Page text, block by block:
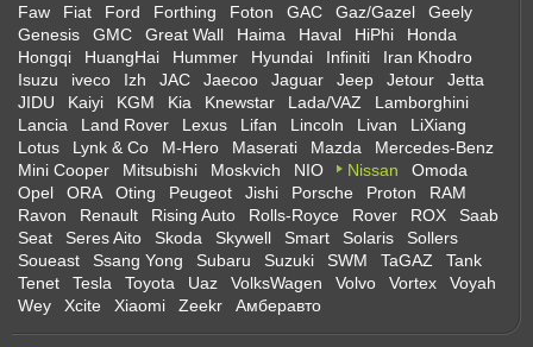
Faw
Fiat Ford Forthing Foton GAC Gaz/Gazel
Geely
Genesis
GMC Great Wall Haima Haval HiPhi
Honda
Hongqi
HuangHai Hummer Hyundai Infiniti
Iran Khodro
Isuzu
iveco Izh JAC Jaecoo Jaguar Jeep Jetour
Jetta
JIDU
Kaiyi KGM Kia Knewstar Lada/VAZ
Lamborghini
Lancia
Land Rover Lexus Lifan Lincoln Livan
LiXiang
Lotus
Lynk & Co M-Hero Maserati Mazda
Mercedes-Benz
Mini Cooper
Mitsubishi Moskvich NIO Nissan
Omoda
Opel
ORA Oting Peugeot Jishi Porsche Proton
RAM
Ravon
Renault Rising Auto Rolls-Royce Rover ROX
Saab
Seat
Seres Aito Skoda Skywell Smart Solaris
Sollers
Soueast
Ssang Yong Subaru Suzuki SWM TaGAZ
Tank
Tenet
Tesla Toyota Uaz VolksWagen Volvo Vortex
Voyah
Wey
Xcite Xiaomi Zeekr Амберавто